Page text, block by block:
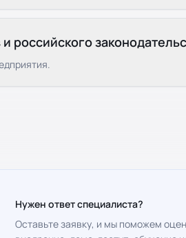
российского
Нужен ответ специалиста?
Оставьте заявку, и мы поможем